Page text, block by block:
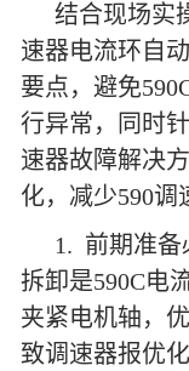
结合现场实
速器电流环自
要点，避免
行异常，同时
速器故障解决
化，减少590调
1. 前期准备
拆卸是590C电
夹紧电机轴，
致调速器报优